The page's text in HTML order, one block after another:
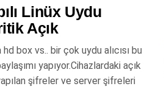
Linüx Uydu
Açık
box vs.. bir çok uydu alıcısı bu
yapıyor.Cihazlardaki açık
şifreler ve server şifreleri